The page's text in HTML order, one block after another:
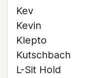
Kev
Kevin
Klepto
Kutschbach
L-Sit Hold